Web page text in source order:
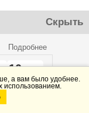
Скрыть
Подробнее
10
а вам было удобнее.
использованием.